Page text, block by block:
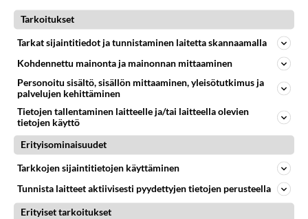
RUK Ei vastauksia
Hei reservinupseeri?
Miten isänmaallinen olet jos kuitenkin jäät
Tunnen evp-kapiaisija jo...
07.07.2014 19:24 0 127 0
Tarkoitukset
Tarkat sijaintitiedot ja tunnistaminen laitetta skannaamalla
Kohdennettu mainonta ja mainonnan mittaaminen
Personoitu sisältö, sisällön mittaaminen, yleisötutkimus ja
palvelujen kehittäminen
Tietojen tallentaminen laitteelle ja/tai laitteella olevien
tietojen käyttö
Erityisominaisuudet
Tarkkojen sijaintitietojen käyttäminen
Tunnista laitteet aktiivisesti pyydettyjen tietojen perusteella
Erityiset tarkoitukset